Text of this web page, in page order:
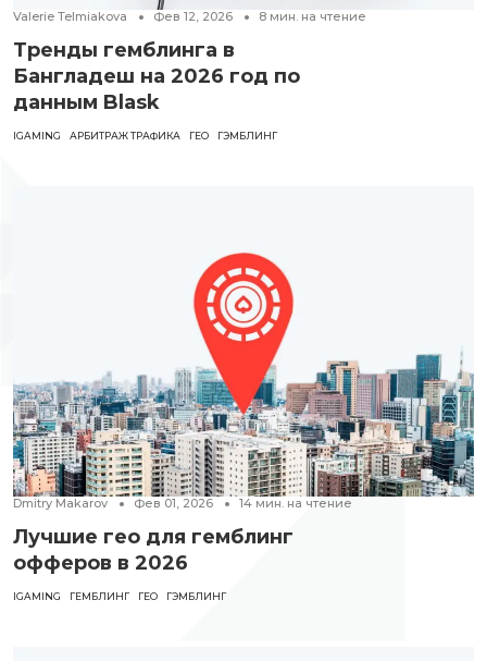
Valerie Telmiakova Фев 12, 2026 8 мин. на чтение
Тренды гемблинга в
Бангладеш на 2026 год по
данным Blask
IGAMING АРБИТРАЖ ТРАФИКА ГЕО ГЭМБЛИНГ
Dmitry Makarov Фев 01, 2026 14 мин. на чтение
Лучшие гео для гемблинг
офферов в 2026
IGAMING ГЕМБЛИНГ ГЕО ГЭМБЛИНГ